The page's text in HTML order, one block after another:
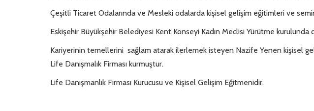
Çeşitli Ticaret Odalarında ve Mesleki odalarda kişisel gelişim eğitimleri ve
Eskişehir Büyükşehir Belediyesi Kent Konseyi Kadın Meclisi Yürütme
Kariyerinin temellerini sağlam atarak ilerlemek isteyen Nazife Yenen kişisel
Life Danışmalık Firması kurmuştur.
Life Danışmanlık Firması Kurucusu ve Kişisel Gelişim Eğitmenidir.